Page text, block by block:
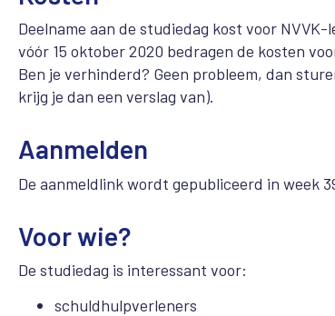
Deelname aan de studiedag kost voor
vóór 15 oktober 2020 bedragen de kosten
Ben je verhinderd? Geen probleem, dan
krijg je dan een verslag van).
Aanmelden
De aanmeldlink wordt gepubliceerd in week
Voor wie?
De studiedag is interessant voor:
schuldhulpverleners